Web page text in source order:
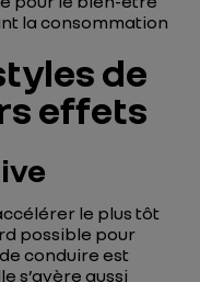
la consommation
de
effets
le plus tôt
possible pour
conduire est
s’avère aussi